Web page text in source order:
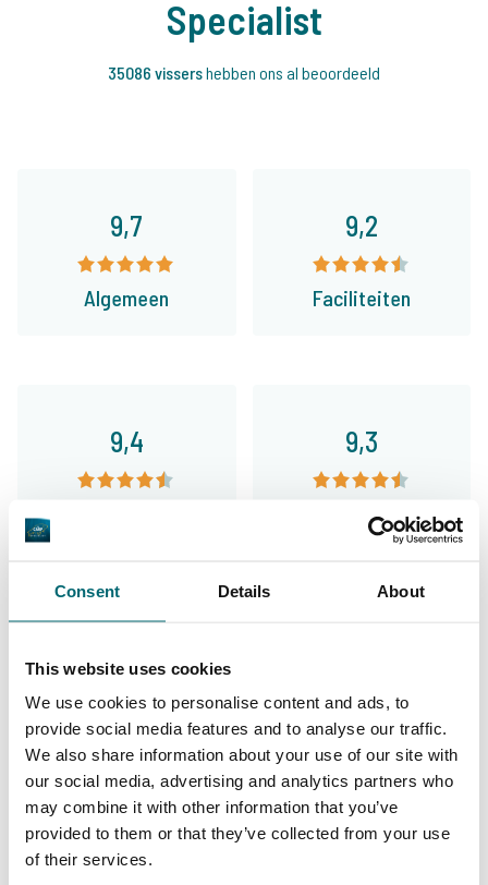
Consent Details About
This website uses cookies
We use cookies to personalise content and ads, to
provide social media features and to analyse our traffic.
We also share information about your use of our site with
our social media, advertising and analytics partners who
may combine it with other information that you’ve
provided to them or that they’ve collected from your use
of their services.
Specialist
35086 vissershebben ons al beoordeeld
9,7
Algemeen
9,2
Faciliteiten
Al ruim vier jaar doen wij als Hengelsport
Leiden jaarlijks diverse karper-trips met
klanten naar binnen- en buitenland. Wij huren
dan één of meerdere wateren af om met onze
klanten naar toe te gaan. Vanaf dag 1 is The
Carp Specialist hierin onze partner. Bij The
9,4 9,3
Begeleiding